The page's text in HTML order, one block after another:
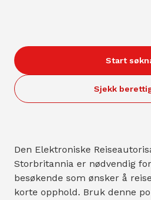
Start
Sjekk
Den Elektroniske
Storbritannia er nødvendig
besøkende som ønsker å
korte opphold. Bruk denne